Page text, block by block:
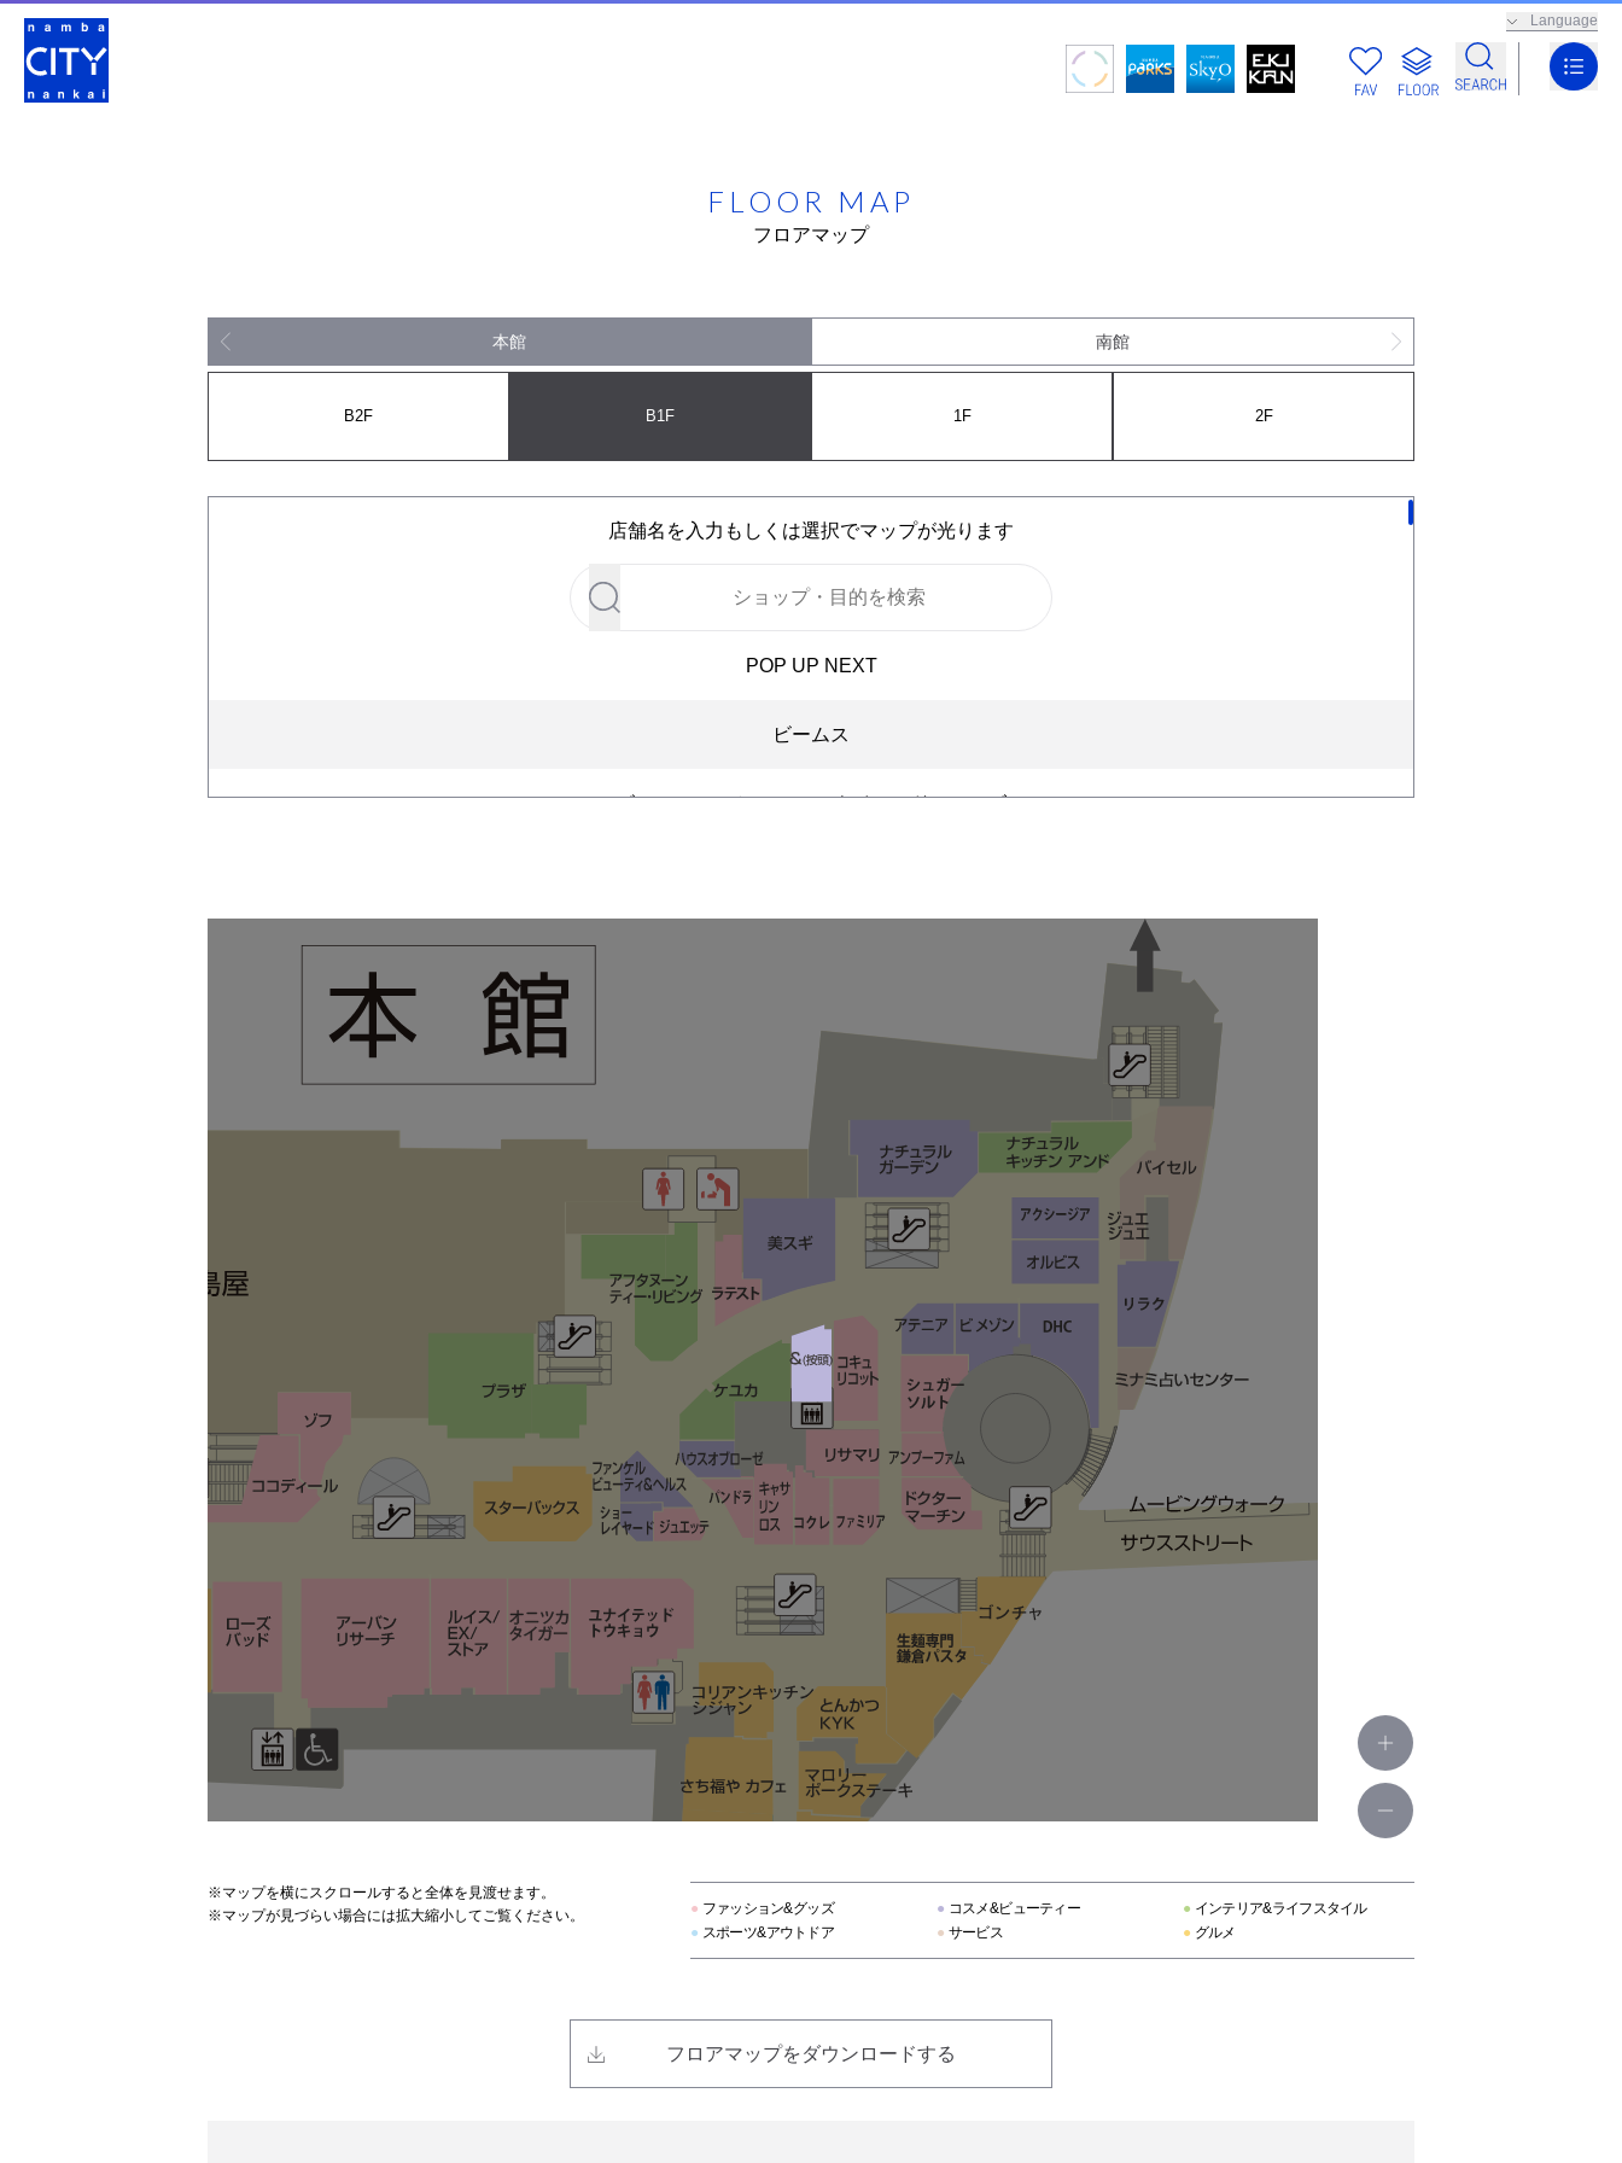
Language
FLOOR MAP
フロアマップ
本館 南館
B2F B1F 1F 2F
店舗名を入力もしくは選択でマップが光ります
POP UP NEXT
ビームス
ビューティー＆ユース ユナイテッドアローズ
ローズバッド
ココディール
プラザ
スターバックス コーヒー
アーバンリサーチ
ルイス/EX/ストア
ユナイテッド トウキョウ
アフタヌーンティー・リビング
ショーレイヤード
ジュエッテ
美スギ
※マップを横にスクロールすると全体を見渡せます。
※マップが見づらい場合には拡大縮小してご覧ください。 ● ファッション&グッズ ● コスメ&ビューティー ● インテリア&ライフスタイル
● スポーツ&アウトドア ● サービス ● グルメ
フロアマップをダウンロードする